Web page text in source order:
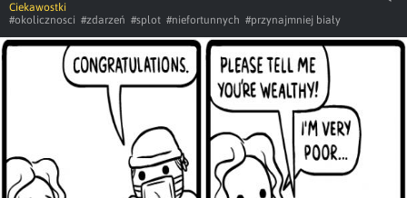
Ciekawostki
#okolicznosci #zdarzeń #splot #niefortunnych #przynajmniej biały